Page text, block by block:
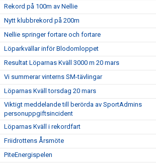
Rekord på 100m av Nellie
Nytt klubbrekord på 200m
Nellie springer fortare och fortare
Löparkvällar inför Blodomloppet
Resultat Löparnas Kväll 3000 m 20 mars
Vi summerar vinterns SM-tävlingar
Löparnas Kväll torsdag 20 mars
Viktigt meddelande till berörda av SportAdmins
personuppgiftsincident
Löparnas Kväll i rekordfart
Friidrottens Årsmöte
PiteEnergispelen